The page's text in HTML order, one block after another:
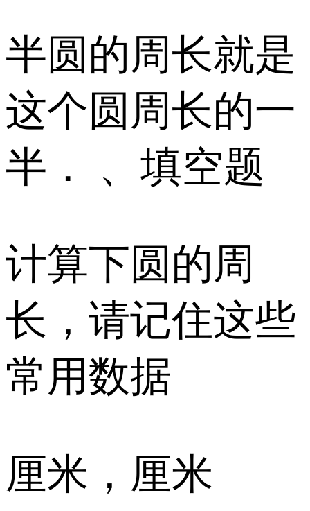
半圆的周长就是
这个圆周长的一
半． 、填空题
计算下圆的周
长，请记住这些
常用数据
厘米，厘米